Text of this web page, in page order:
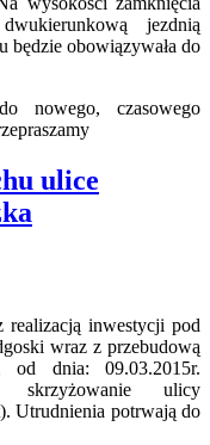
jezdnią
będzie obowiązywała do
nowego, czasowego
ulice
inwestycji pod
wraz z przebudową
od dnia: 09.03.2015r.
skrzyżowanie ulicy
Utrudnienia potrwają do